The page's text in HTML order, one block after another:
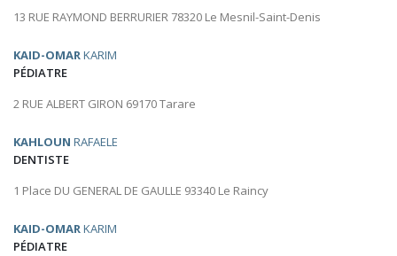
13 RUE RAYMOND BERRURIER 78320 Le Mesnil-Saint-Denis
KAID-OMARKARIM
PÉDIATRE
2 RUE ALBERT GIRON 69170 Tarare
KAHLOUN RAFAELE
DENTISTE
1 Place DU GENERAL DE GAULLE 93340 Le Raincy
KAID-OMARKARIM
PÉDIATRE